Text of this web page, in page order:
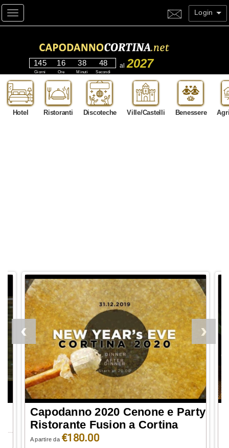
Toggle navigation Login
145
Giorni
16
Ore
38
Minuti
46
Secondi
al 2027
Hotel Ristoranti Discoteche Ville/Castelli Benessere
Offerta Capodanno in Hotel per
coppie a Cortina
(Cenone Serata e Pernotto)